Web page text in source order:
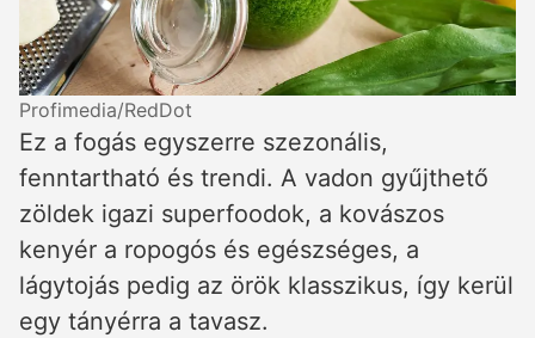
Profimedia/RedDot
Ez a fogás egyszerre szezonális,
fenntartható és trendi. A vadon gyűjthető
zöldek igazi superfoodok, a kovászos
kenyér a ropogós és egészséges, a
lágytojás pedig az örök klasszikus, így kerül
egy tányérra a tavasz.